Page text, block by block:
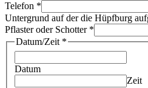
Telefon *
Untergrund auf der die Hüpfburg
Pflaster oder Schotter *
Datum/Zeit *
Datum
Zeit